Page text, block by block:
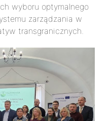
wyboru optymalnego
zarządzania w
transgranicznych.